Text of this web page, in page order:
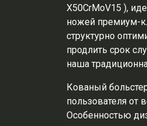
X50CrMoV15 ),
ножей премиум-
структурно
продлить срок
наша
Кованый
пользователя от
Особенностью